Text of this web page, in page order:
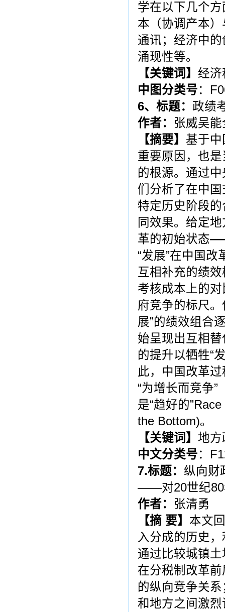
学在以下几个
本（协调产本
通讯；经济中
涌现性等。
【关键词】 经济
中图分类号：
6、标题： 政绩
作者： 张威吴能
【摘要】 基于
重要原因，也
的根源。通过
们分析了在中
特定历史阶段
同效果。给定地
革的初始状态
“发展”在中国改
互相补充的绩
考核成本上的
府竞争的标尺。
展”的绩效组合
始呈现出互相
的提升以牺牲“
此，中国改革
“为增长而竞争
是“趋好的
the Bottom)。
【关键词】 地
中文分类号：
7.标题： 纵向财
――对20世纪80
作者： 张清勇
【摘 要】 本文
入分成的历史
通过比较城镇
在分税制改革
的纵向竞争关
和地方之间激